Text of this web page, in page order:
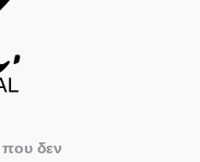
που δεν